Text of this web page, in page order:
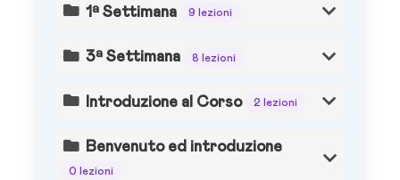
1ª Settimana 9 lezioni
3ª Settimana 8 lezioni
Introduzione al Corso 2 lezioni
Benvenuto ed introduzione
0 lezioni